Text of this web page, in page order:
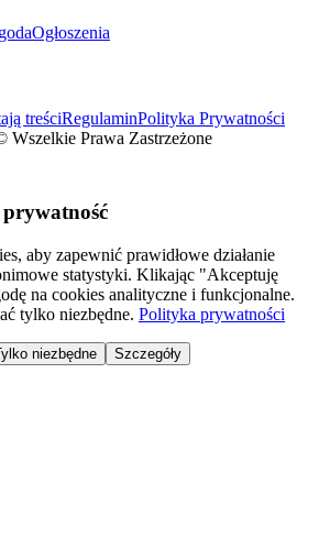
Ogłoszenia
treściRegulaminPolityka Prywatności
Wszelkie Prawa Zastrzeżone
aby zapewnić prawidłowe działanie
statystyki. Klikając "Akceptuję
na cookies analityczne i funkcjonalne.
tylko niezbędne. Polityka prywatności
niezbędne Szczegóły